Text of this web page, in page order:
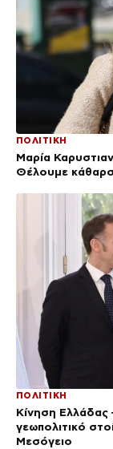
ΠΟΛΙΤΙΚΗ
Μαρία
Θέλουμε
ΠΟΛΙΤΙΚΗ
Κίνηση Ελλάδας
γεωπολιτικό
Μεσόγειο